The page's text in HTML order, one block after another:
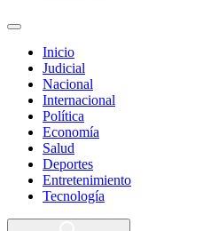
Inicio
Judicial
Nacional
Internacional
Política
Economía
Salud
Deportes
Entretenimiento
Tecnología